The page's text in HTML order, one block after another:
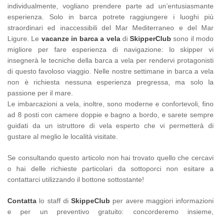
individualmente, vogliano prendere parte ad un’entusiasmante
esperienza. Solo in barca potrete raggiungere i luoghi più
straordinari ed inaccessibili del Mar Mediterraneo e del Mar
Ligure. Le vacanze in barca a veladiSkipperClub sono il modo
migliore per fare esperienza di navigazione: lo skipper vi
insegnerà le tecniche della barca a vela per rendervi protagonisti
di questo favoloso viaggio. Nelle nostre settimane in barca a vela
non è richiesta nessuna esperienza pregressa, ma solo la
passione per il mare.
Le imbarcazioni a vela, inoltre, sono moderne e confortevoli, fino
ad 8 posti con camere doppie e bagno a bordo, e sarete sempre
guidati da un istruttore di vela esperto che vi permetterà di
gustare al meglio le località visitate.
Se consultando questo articolo non hai trovato quello che cercavi
o hai delle richieste particolari da sottoporci non esitare a
contattarci utilizzando il bottone sottostante!
Contatta lo staff diSkippeClub per avere maggiori informazioni
e per un preventivo gratuito: concorderemo insieme,